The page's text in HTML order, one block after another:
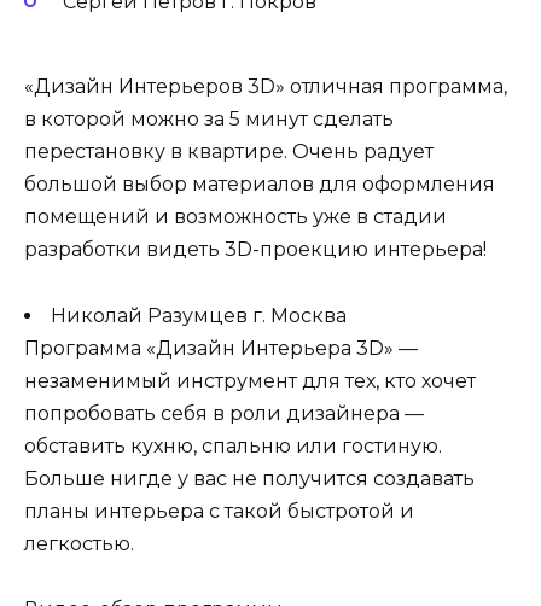
«Дизайн Интерьеров 3D» отличная программа,
в которой можно за 5 минут сделать
перестановку в квартире. Очень радует
большой выбор материалов для оформления
помещений и возможность уже в стадии
разработки видеть 3D-проекцию интерьера!
Николай Разумцев г. Москва
Программа «Дизайн Интерьера 3D» —
незаменимый инструмент для тех, кто хочет
попробовать себя в роли дизайнера —
обставить кухню, спальню или гостиную.
Больше нигде у вас не получится создавать
планы интерьера с такой быстротой и
легкостью.